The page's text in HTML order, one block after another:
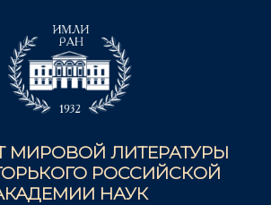
МИРОВОЙ ЛИТЕРАТУРЫ
РОССИЙСКОЙ
НАУК